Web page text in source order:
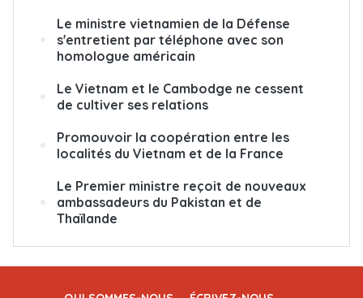
Le ministre vietnamien de la Défense
s'entretient par téléphone avec son
homologue américain
Le Vietnam et le Cambodge ne cessent
de cultiver ses relations
Promouvoir la coopération entre les
localités du Vietnam et de la France
Le Premier ministre reçoit de nouveaux
ambassadeurs du Pakistan et de
Thaïlande